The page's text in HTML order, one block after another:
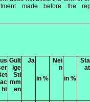
made before the
ht
Gült
ige
Sti
mm
en
Ja
in %
Nei
n
in %
Sta
at